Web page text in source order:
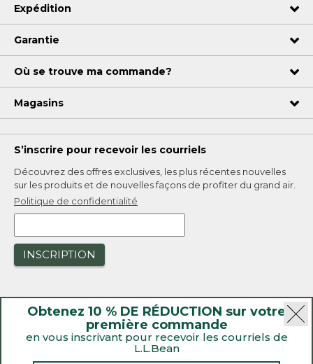
Obtenez 10 % DE RÉDUCTION sur votre
première commande
en vous inscrivant pour recevoir les courriels de
L.L.Bean
Expédition
Garantie
Où se trouve ma commande?
Magasins
S’inscrire pour recevoir les courriels
Découvrez des offres exclusives, les plus récentes nouvelles
sur les produits et de nouvelles façons de profiter du grand air.
Politique de confidentialité
INSCRIPTION
|